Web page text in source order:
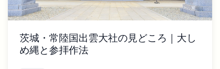
茨城・常陸国出雲大社の見どころ｜大し
め縄と参拝作法